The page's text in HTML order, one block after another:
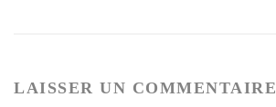
LAISSER UN COMMENTAIRE